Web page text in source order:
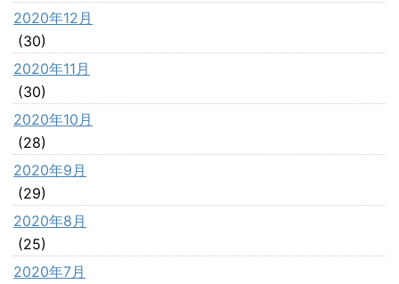
2020年12月
(30)
2020年11月
(30)
2020年10月
(28)
2020年9月
(29)
2020年8月
(25)
2020年7月